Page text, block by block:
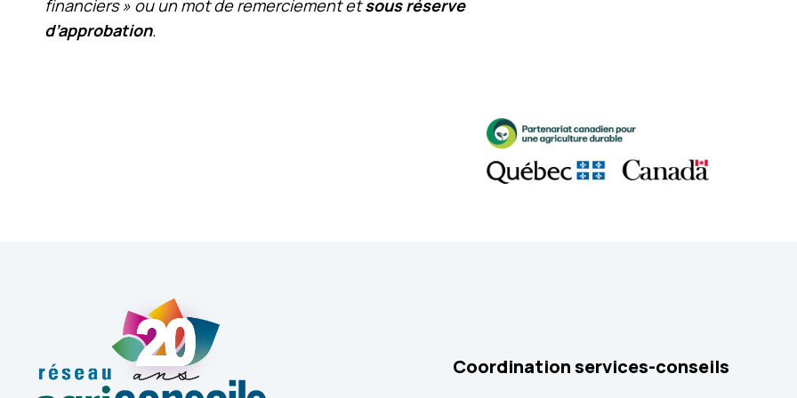
financiers » ou un mot de remerciement etsous réserve
d’approbation.
Coordination services-conseils